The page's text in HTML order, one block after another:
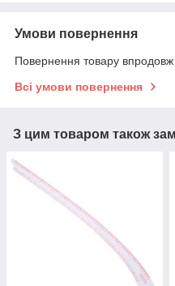
Умови повернення
Повернення товару впродовж
Всі умови повернення
З цим товаром також